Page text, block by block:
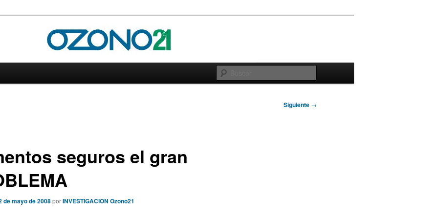
Siguiente →
seguros el gran
de mayo de 2008porINVESTIGACION Ozono21